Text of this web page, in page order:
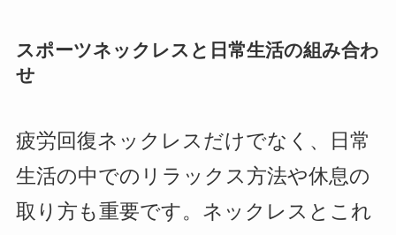
スポーツネックレスと日常生活の組み合わ
せ
疲労回復ネックレスだけでなく、日常
生活の中でのリラックス方法や休息の
取り方も重要です。ネックレスとこれ